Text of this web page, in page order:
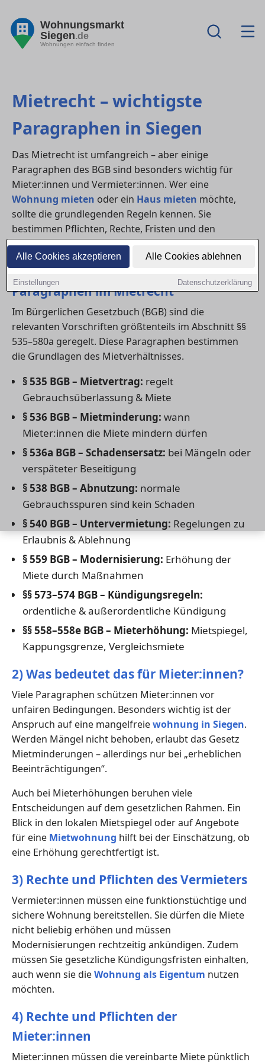
Alle Cookies akzeptieren Alle Cookies ablehnen
Einstellungen Datenschutzerklärung
Wohnungsmarkt
Siegen.de
Wohnungen einfach finden
Mietrecht – wichtigste
Paragraphen in Siegen
Das Mietrecht ist umfangreich – aber einige
Paragraphen des BGB sind besonders wichtig für
Mieter:innen und Vermieter:innen. Wer eine
Wohnung mieten oder ein Haus mieten möchte,
sollte die grundlegenden Regeln kennen. Sie
bestimmen Pflichten, Rechte, Fristen und den
Umgang mit Mängeln im Mietverhältnis.
1) Übersicht der wichtigsten
Paragraphen im Mietrecht
Im Bürgerlichen Gesetzbuch (BGB) sind die
relevanten Vorschriften größtenteils im Abschnitt §§
535–580a geregelt. Diese Paragraphen bestimmen
die Grundlagen des Mietverhältnisses.
§ 535 BGB – Mietvertrag: regelt
Gebrauchsüberlassung & Miete
§ 536 BGB – Mietminderung: wann
Mieter:innen die Miete mindern dürfen
§ 536a BGB – Schadensersatz: bei Mängeln oder
verspäteter Beseitigung
§ 538 BGB – Abnutzung: normale
Gebrauchsspuren sind kein Schaden
§ 540 BGB – Untervermietung: Regelungen zu
Erlaubnis & Ablehnung
§ 559 BGB – Modernisierung: Erhöhung der
Miete durch Maßnahmen
§§ 573–574 BGB – Kündigungsregeln:
ordentliche & außerordentliche Kündigung
§§ 558–558e BGB – Mieterhöhung: Mietspiegel,
Kappungsgrenze, Vergleichsmiete
2) Was bedeutet das für Mieter:innen?
Viele Paragraphen schützen Mieter:innen vor
unfairen Bedingungen. Besonders wichtig ist der
Anspruch auf eine mangelfreiewohnung in Siegen.
Werden Mängel nicht behoben, erlaubt das Gesetz
Mietminderungen – allerdings nur bei „erheblichen
Beeinträchtigungen“.
Auch bei Mieterhöhungen beruhen viele
Entscheidungen auf dem gesetzlichen Rahmen. Ein
Blick in den lokalen Mietspiegel oder auf Angebote
für eine Mietwohnung hilft bei der Einschätzung, ob
eine Erhöhung gerechtfertigt ist.
3) Rechte und Pflichten des Vermieters
Vermieter:innen müssen eine funktionstüchtige und
sichere Wohnung bereitstellen. Sie dürfen die Miete
nicht beliebig erhöhen und müssen
Modernisierungen rechtzeitig ankündigen. Zudem
müssen Sie gesetzliche Kündigungsfristen einhalten,
auch wenn sie dieWohnung als Eigentum nutzen
möchten.
4) Rechte und Pflichten der
Mieter:innen
Mieter:innen müssen die vereinbarte Miete pünktlich